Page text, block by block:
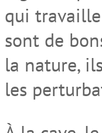
qui
sont de
la nature,
les